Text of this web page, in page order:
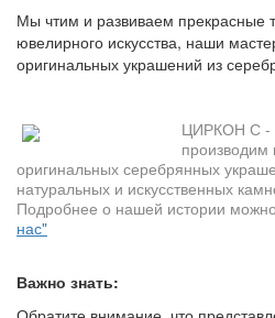
Мы чтим и развиваем прекрасные
ювелирного искусства, наши
оригинальных украшений из
ЦИРКОН С -
производим
оригинальных серебрянных
натуральных и искусственных
Подробнее о нашей истории
нас"
Важно знать: